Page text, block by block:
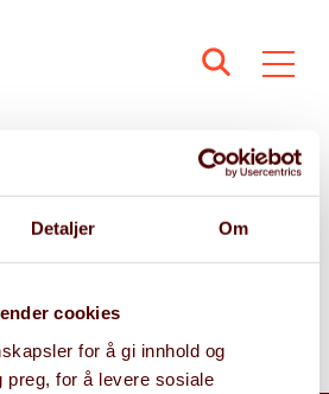
Detaljer Om
cookies
for å gi innhold og
preg, for å levere sosiale
IEC
Security